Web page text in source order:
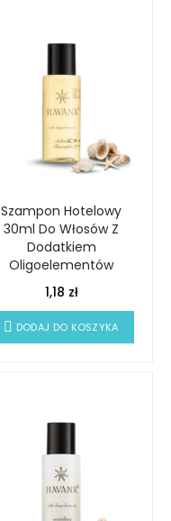
Szampon Hotelowy
30ml Do Włosów Z
Dodatkiem
Oligoelementów
HAVANA
1,18 zł
DODAJ DO KOSZYKA